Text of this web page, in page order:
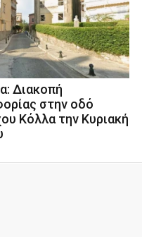
Διακοπή
στην οδό
Κόλλα την Κυριακή